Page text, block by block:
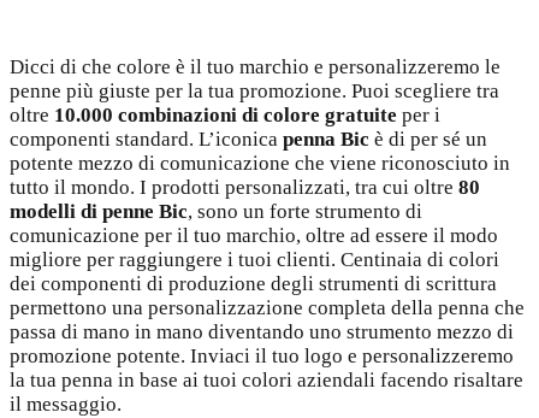
Dicci di che colore è il tuo marchio e personalizzeremo le
penne più giuste per la tua promozione. Puoi scegliere tra
oltre 10.000 combinazioni di colore gratuite per i
componenti standard. L’iconica penna Bic è di per sé un
potente mezzo di comunicazione che viene riconosciuto in
tutto il mondo. I prodotti personalizzati, tra cui oltre 80
modelli di penne Bic, sono un forte strumento di
comunicazione per il tuo marchio, oltre ad essere il modo
migliore per raggiungere i tuoi clienti. Centinaia di colori
dei componenti di produzione degli strumenti di scrittura
permettono una personalizzazione completa della penna che
passa di mano in mano diventando uno strumento mezzo di
promozione potente. Inviaci il tuo logo e personalizzeremo
la tua penna in base ai tuoi colori aziendali facendo risaltare
il messaggio.